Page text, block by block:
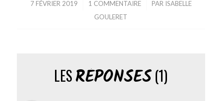
7 FÉVRIER 2019
/ 1 COMMENTAIRE
/ PAR ISABELLE
GOULERET
LESRÉPONSES(1)